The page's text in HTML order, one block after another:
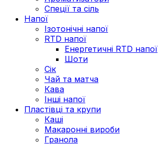
Спеції та сіль
Напої
Ізотонічні напої
RTD напої
Енергетичні RTD напої
Шоти
Сік
Чай та матча
Кава
Інші напої
Пластівці та крупи
Каші
Макаронні вироби
Гранола